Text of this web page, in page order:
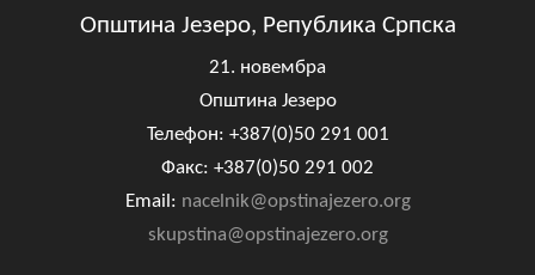
Општина Језеро, Република Српска
21. новембра
Општина Језеро
Телефон: +387(0)50 291 001
Факс: +387(0)50 291 002
Email: nacelnik@opstinajezero.org
skupstina@opstinajezero.org